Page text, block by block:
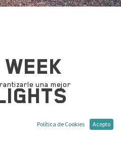
una mejor
Política de Cookies Acepto